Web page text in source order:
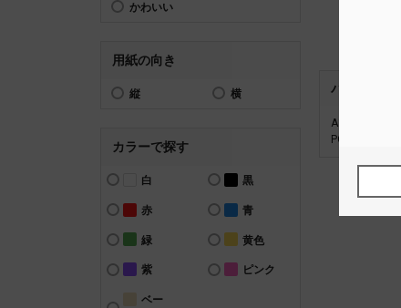
かわいい
用紙の向き
縦 横
カラーで探す
白 黒
赤 青
緑 黄色
紫 ピンク
ベー
パネルのサ
A1~A3や
POPや販促